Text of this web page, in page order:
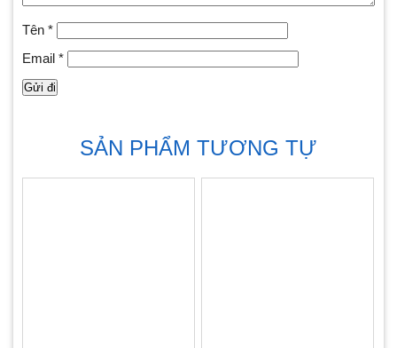
Tên *
Email *
SẢN PHẨM TƯƠNG TỰ